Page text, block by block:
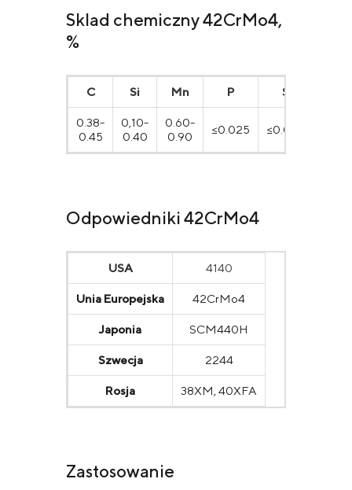
Sklad chemiczny 42CrMo4,
%
С Si Mn P S
0.38-
0.45
0,10-
0.40
0.60-
0.90
≤0.025 ≤0.035
Odpowiedniki 42CrMo4
USA 4140
Unia Europejska 42CrMo4
Japonia SCM440H
Szwecja 2244
Rosja 38ХМ, 40ХFА
Zastosowanie